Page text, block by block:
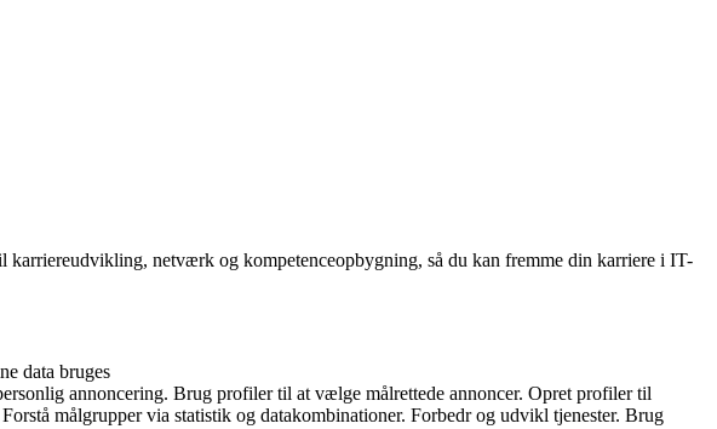
netværk og kompetenceopbygning, så du kan fremme din karriere i IT-
data bruges
annoncering. Brug profiler til at vælge målrettede annoncer. Opret profiler til
målgrupper via statistik og datakombinationer. Forbedr og udvikl tjenester. Brug